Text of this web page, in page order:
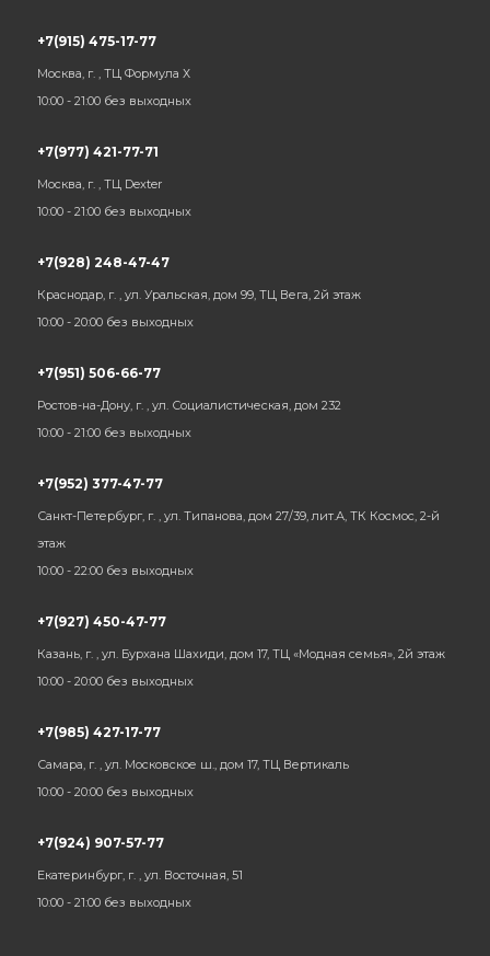
+7(915) 475-17-77
Москва, г. , ТЦ Формула Х
10:00 - 21:00 без выходных
+7(977) 421-77-71
Москва, г. , ТЦ Dexter
10:00 - 21:00 без выходных
+7(928) 248-47-47
Краснодар, г. , ул. Уральская, дом 99, ТЦ Вега, 2й этаж
10:00 - 20:00 без выходных
+7(951) 506-66-77
Ростов-на-Дону, г. , ул. Социалистическая, дом 232
10:00 - 21:00 без выходных
+7(952) 377-47-77
Санкт-Петербург, г. , ул. Типанова, дом 27/39, лит.А, ТК Космос, 2-й
этаж
10:00 - 22:00 без выходных
+7(927) 450-47-77
Казань, г. , ул. Бурхана Шахиди, дом 17, ТЦ «Модная семья», 2й этаж
10:00 - 20:00 без выходных
+7(985) 427-17-77
Самара, г. , ул. Московское ш., дом 17, ТЦ Вертикаль
10:00 - 20:00 без выходных
+7(924) 907-57-77
Екатеринбург, г. , ул. Восточная, 51
10:00 - 21:00 без выходных